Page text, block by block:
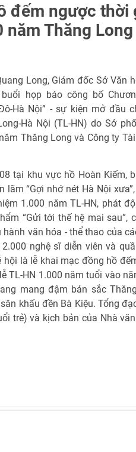
đếm ngược thời
Thăng
Long, Giám đốc Sở Văn
họp báo công bố
Hà Nội” - sự kiện mở đầu
Hà Nội (TL-HN) do Sở
Thăng Long và Công ty
tại khu vực hồ Hoàn Kiếm,
lãm “Gợi nhớ nét Hà Nội
1.000 năm TL-HN, phát
“Gửi tới thế hệ mai sau”,
văn hóa - thể thao của
nghệ sĩ diễn viên và
là lễ khai mạc đồng hồ
TL-HN 1.000 năm tuổi vào
mang đậm bản sắc
khấu đền Bà Kiệu. Tổng
trẻ) và kịch bản của Nhà